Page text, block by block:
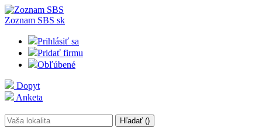
Zoznam SBS sk
Prihlásiť sa
Pridať firmu
Obľúbené
Dopyt
Anketa
Hľadať ()